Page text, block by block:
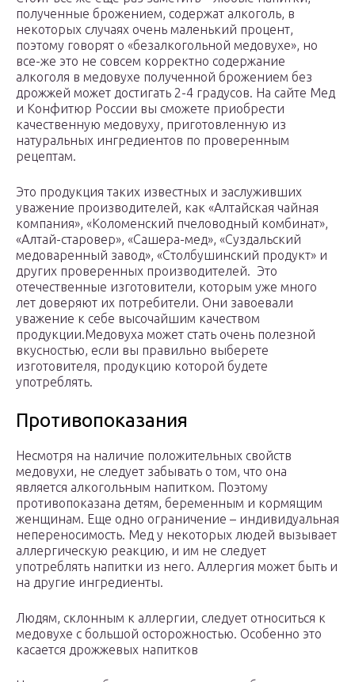
полученные брожением, содержат алкоголь, в
некоторых случаях очень маленький процент,
поэтому говорят о «безалкогольной медовухе», но
все-же это не совсем корректно содержание
алкоголя в медовухе полученной брожением без
дрожжей может достигать 2-4 градусов. На сайте Мед
и Конфитюр России вы сможете приобрести
качественную медовуху, приготовленную из
натуральных ингредиентов по проверенным
рецептам.
Это продукция таких известных и заслуживших
уважение производителей, как «Алтайская чайная
компания», «Коломенский пчеловодный комбинат»,
«Алтай-старовер», «Сашера-мед», «Суздальский
медоваренный завод», «Столбушинский продукт» и
других проверенных производителей. Это
отечественные изготовители, которым уже много
лет доверяют их потребители. Они завоевали
уважение к себе высочайшим качеством
продукции.Медовуха может стать очень полезной
вкусностью, если вы правильно выберете
изготовителя, продукцию которой будете
употреблять.
Противопоказания
Несмотря на наличие положительных свойств
медовухи, не следует забывать о том, что она
является алкогольным напитком. Поэтому
противопоказана детям, беременным и кормящим
женщинам. Еще одно ограничение – индивидуальная
непереносимость. Мед у некоторых людей вызывает
аллергическую реакцию, и им не следует
употреблять напитки из него. Аллергия может быть и
на другие ингредиенты.
Людям, склонным к аллергии, следует относиться к
медовухе с большой осторожностью. Особенно это
касается дрожжевых напитков